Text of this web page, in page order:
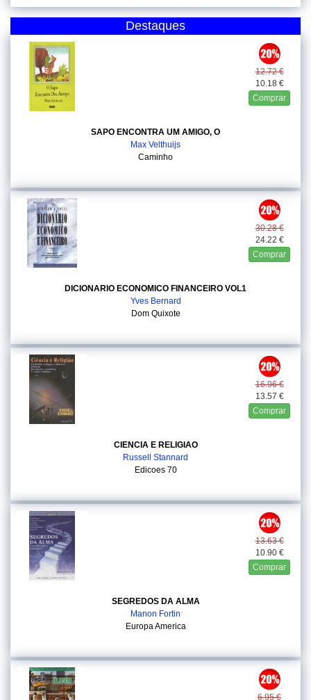
Destaques
12.72 €
10.18 €
Comprar
SAPO ENCONTRA UM AMIGO, O
Max Velthuijs
Caminho
30.28 €
24.22 €
Comprar
DICIONARIO ECONOMICO FINANCEIRO VOL1
Yves Bernard
Dom Quixote
16.96 €
13.57 €
Comprar
CIENCIA E RELIGIAO
Russell Stannard
Edicoes 70
13.63 €
10.90 €
Comprar
SEGREDOS DA ALMA
Manon Fortin
Europa America
6.95 €